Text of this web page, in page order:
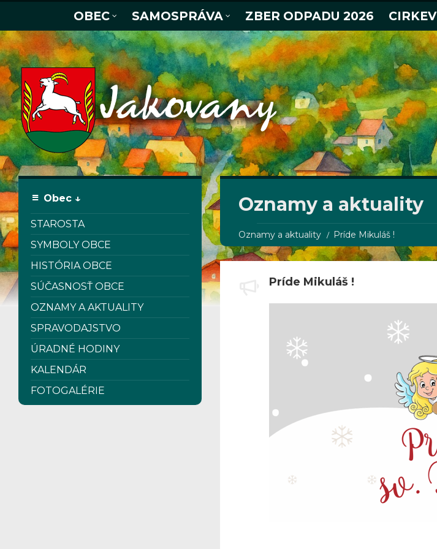
OBEC SAMOSPRÁVA ZBER ODPADU 2026 CIRKEV
Oznamy a aktuality
Oznamy a aktuality Príde Mikuláš !
Príde Mikuláš !
Obec ↓
STAROSTA
SYMBOLY OBCE
HISTÓRIA OBCE
SÚČASNOSŤ OBCE
OZNAMY A AKTUALITY
SPRAVODAJSTVO
ÚRADNÉ HODINY
KALENDÁR
FOTOGALÉRIE